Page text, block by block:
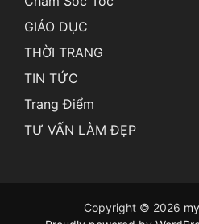
GIÁO DỤC
THỜI TRANG
TIN TỨC
Trang Điểm
TƯ VẤN LÀM ĐẸP
Copyright © 2026